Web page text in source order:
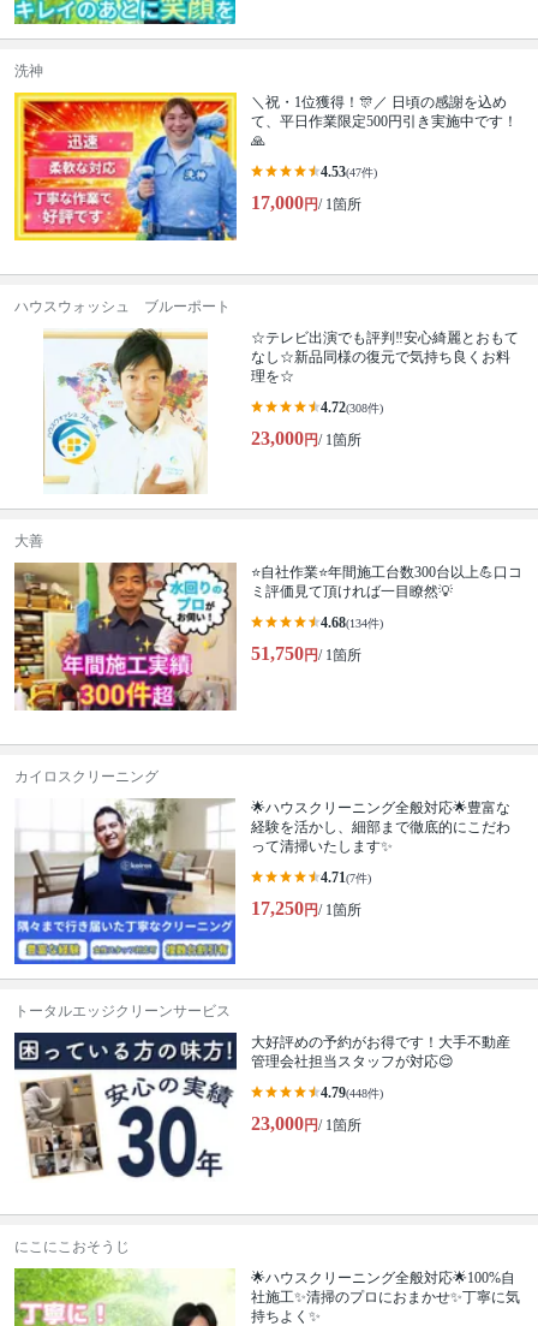
洗神
＼祝・1位獲得！🎊／ 日頃の感謝を込め
て、平日作業限定500円引き実施中です！
🙏
4.53(47件)
17,000円/ 1箇所
ハウスウォッシュ ブルーポート
☆テレビ出演でも評判‼安心綺麗とおもて
なし☆新品同様の復元で気持ち良くお料
理を☆
4.72(308件)
23,000円/ 1箇所
大善
⭐自社作業⭐年間施工台数300台以上💪口コ
ミ評価見て頂ければ一目瞭然💡
4.68(134件)
51,750円/ 1箇所
カイロスクリーニング
🌟ハウスクリーニング全般対応🌟豊富な
経験を活かし、細部まで徹底的にこだわ
って清掃いたします✨
4.71(7件)
17,250円/ 1箇所
トータルエッジクリーンサービス
大好評めの予約がお得です！大手不動産
管理会社担当スタッフが対応😌
4.79(448件)
23,000円/ 1箇所
にこにこおそうじ
🌟ハウスクリーニング全般対応🌟100%自
社施工✨清掃のプロにおまかせ✨丁寧に気
持ちよく✨